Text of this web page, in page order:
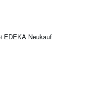
EDEKA Neukauf